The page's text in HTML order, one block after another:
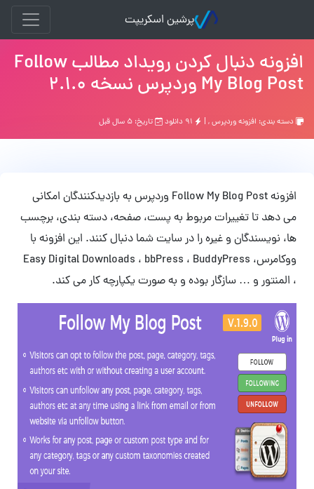
پرشین اسکریپت
افزونه دنبال کردن رویداد مطالب Follow
My Blog Post وردپرس نسخه 2.1.0
دسته بندی: افزونه وردپرس, | تاریخ: ۵ سال قبل
افزونه Follow My Blog Post وردپرس به بازدیدکنندگان امکانی
می دهد تا تغییرات مربوط به پست، صفحه، دسته بندی، برچسب
ها، نویسندگان و غیره را در سایت شما دنبال کنند. این افزونه با
ووکامرس، Easy Digital Downloads ، bbPress ، BuddyPress
، المنتور و … سازگار بوده و به صورت یکپارچه کار می کند.